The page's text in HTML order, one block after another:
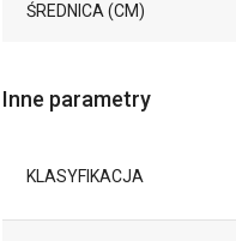
ŚREDNICA (CM)
Inne parametry
KLASYFIKACJA